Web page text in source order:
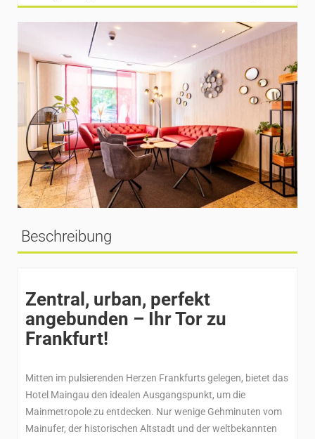
Beschreibung
Zentral, urban, perfekt
angebunden – Ihr Tor zu
Frankfurt!
Mitten im pulsierenden Herzen Frankfurts gelegen, bietet das
Hotel Maingau den idealen Ausgangspunkt, um die
Mainmetropole zu entdecken. Nur wenige Gehminuten vom
Mainufer, der historischen Altstadt und der weltbekannten